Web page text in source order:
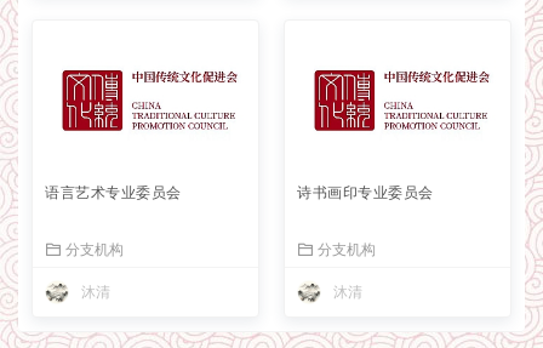
语言艺术专业委员会
分支机构
沐清
诗书画印专业委员会
分支机构
沐清